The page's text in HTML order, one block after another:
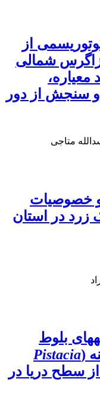
از
زاگرس شمالی
معیاره،
و سنجش از دور
متاجی
و خصوصیات
زرد در استان
پاسخ ‎ریخت‌شناسی برگ گونه‎های بلوط
(
Pistacia
از سطح دریا در